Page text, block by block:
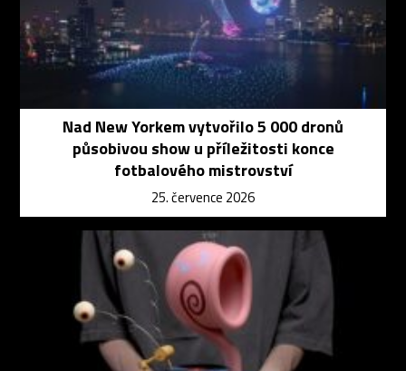
Nad New Yorkem vytvořilo 5 000 dronů
působivou show u příležitosti konce
fotbalového mistrovství
25. července 2026